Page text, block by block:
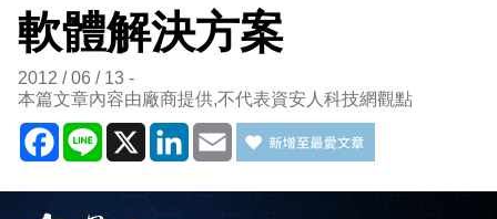
軟體解決方案
2012 / 06 / 13
本篇文章內容由廠商提供,不代表資安人科技網觀點
Facebook
Line X LinkedIn
Email